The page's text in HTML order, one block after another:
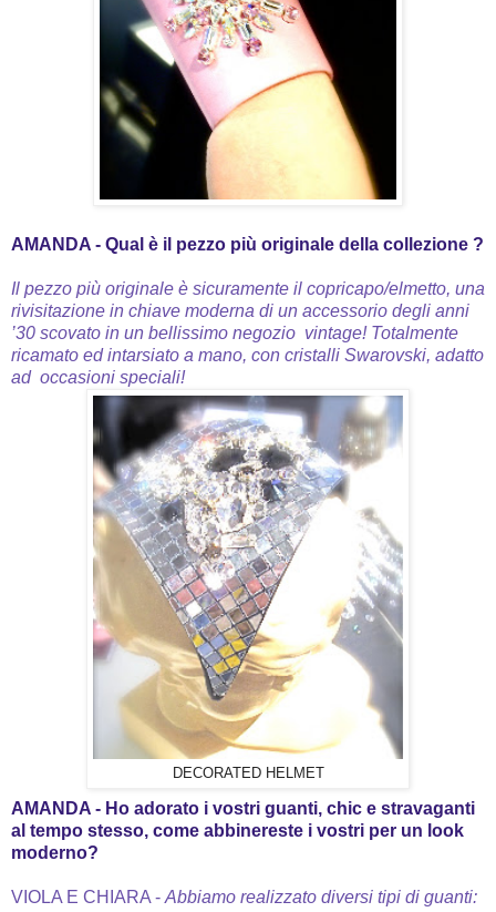
AMANDA - Qual è il pezzo più originale della collezione ?
Il pezzo più originale è sicuramente il copricapo/elmetto, una
rivisitazione in chiave moderna di un accessorio degli anni
’30 scovato in un bellissimo negozio vintage! Totalmente
ricamato ed intarsiato a mano, con cristalli Swarovski, adatto
ad occasioni speciali!
DECORATED HELMET
AMANDA - Ho adorato i vostri guanti, chic e stravaganti
al tempo stesso, come abbinereste i vostri per un look
moderno?
VIOLA E CHIARA - Abbiamo realizzato diversi tipi di guanti: